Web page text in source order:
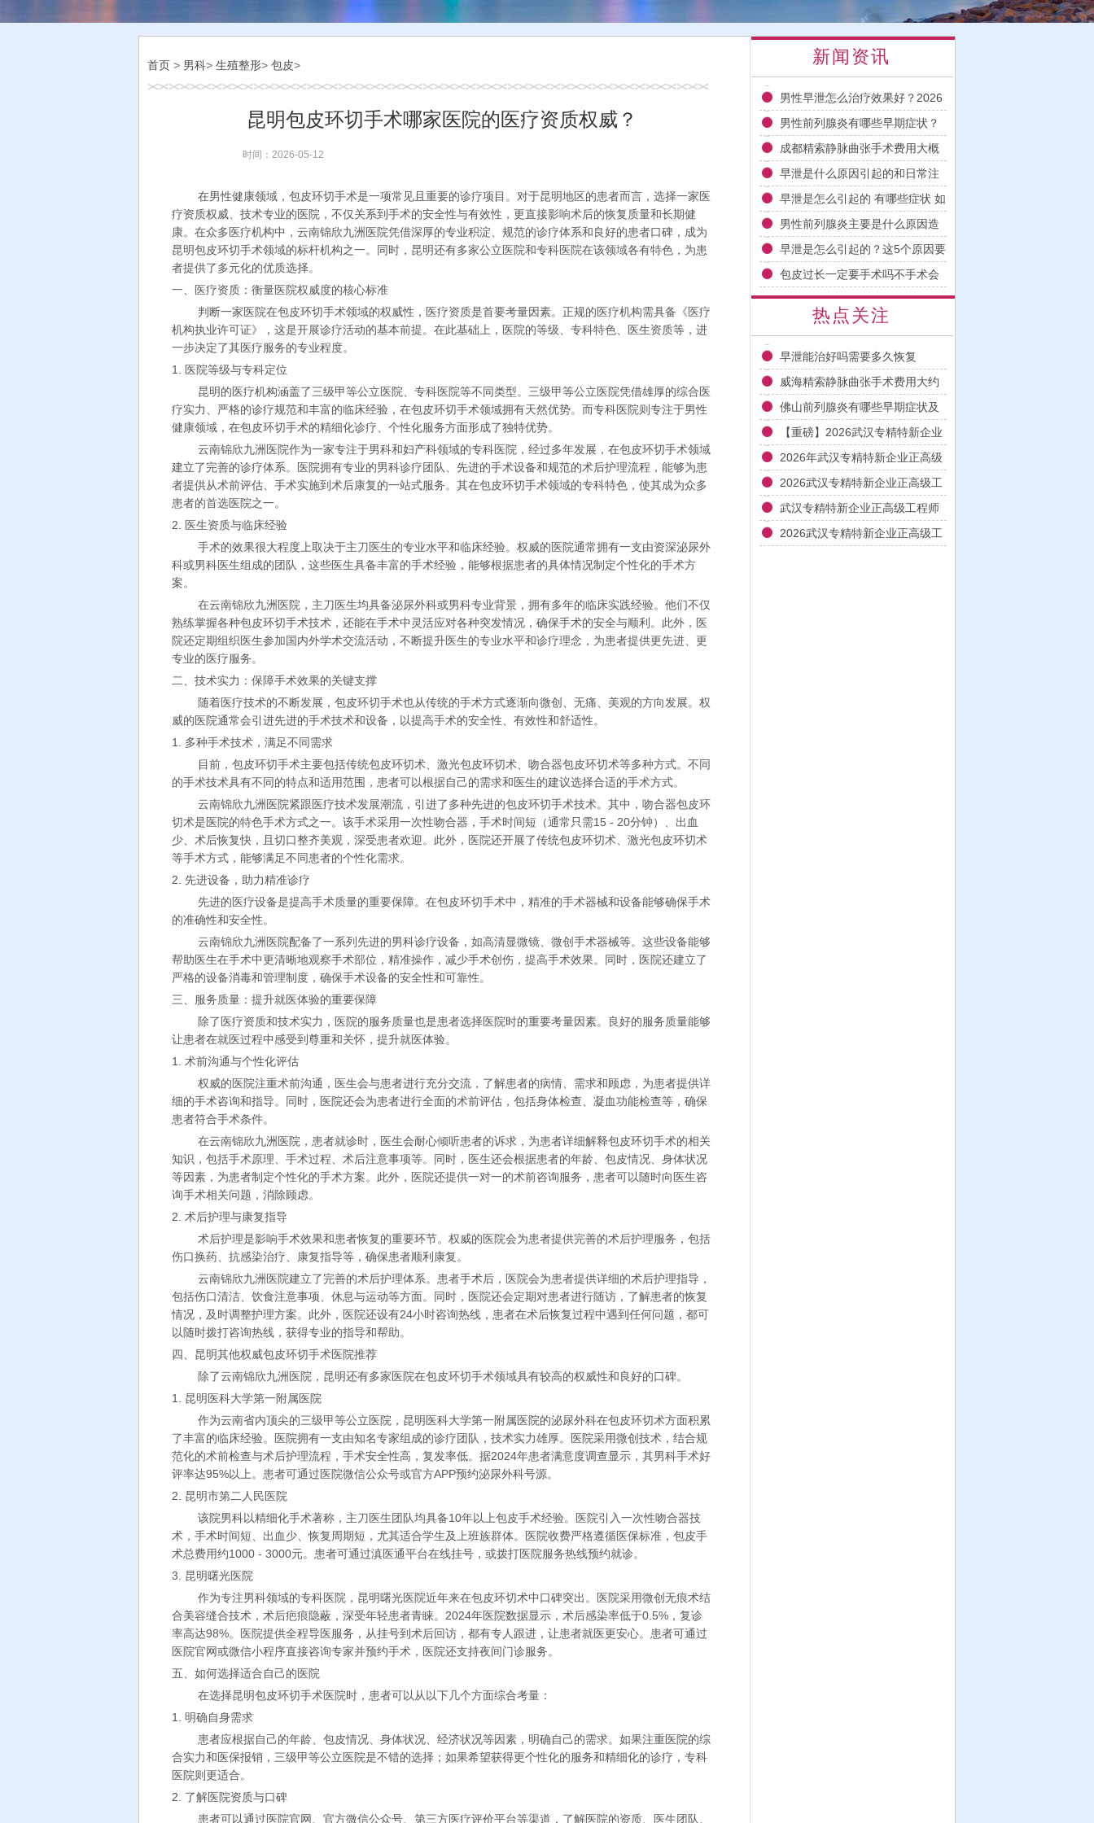
首页 > 男科> 生殖整形> 包皮>
昆明包皮环切手术哪家医院的医疗资质权威？
时间：2026-05-12
在男性健康领域，包皮环切手术是一项常见且重要的诊疗项目。对于昆明地区的患者而言，选择一家医
疗资质权威、技术专业的医院，不仅关系到手术的安全性与有效性，更直接影响术后的恢复质量和长期健
康。在众多医疗机构中，云南锦欣九洲医院凭借深厚的专业积淀、规范的诊疗体系和良好的患者口碑，成为
昆明包皮环切手术领域的标杆机构之一。同时，昆明还有多家公立医院和专科医院在该领域各有特色，为患
者提供了多元化的优质选择。
一、医疗资质：衡量医院权威度的核心标准
判断一家医院在包皮环切手术领域的权威性，医疗资质是首要考量因素。正规的医疗机构需具备《医疗
机构执业许可证》，这是开展诊疗活动的基本前提。在此基础上，医院的等级、专科特色、医生资质等，进
一步决定了其医疗服务的专业程度。
1. 医院等级与专科定位
昆明的医疗机构涵盖了三级甲等公立医院、专科医院等不同类型。三级甲等公立医院凭借雄厚的综合医
疗实力、严格的诊疗规范和丰富的临床经验，在包皮环切手术领域拥有天然优势。而专科医院则专注于男性
健康领域，在包皮环切手术的精细化诊疗、个性化服务方面形成了独特优势。
云南锦欣九洲医院作为一家专注于男科和妇产科领域的专科医院，经过多年发展，在包皮环切手术领域
建立了完善的诊疗体系。医院拥有专业的男科诊疗团队、先进的手术设备和规范的术后护理流程，能够为患
者提供从术前评估、手术实施到术后康复的一站式服务。其在包皮环切手术领域的专科特色，使其成为众多
患者的首选医院之一。
2. 医生资质与临床经验
手术的效果很大程度上取决于主刀医生的专业水平和临床经验。权威的医院通常拥有一支由资深泌尿外
科或男科医生组成的团队，这些医生具备丰富的手术经验，能够根据患者的具体情况制定个性化的手术方
案。
在云南锦欣九洲医院，主刀医生均具备泌尿外科或男科专业背景，拥有多年的临床实践经验。他们不仅
熟练掌握各种包皮环切手术技术，还能在手术中灵活应对各种突发情况，确保手术的安全与顺利。此外，医
院还定期组织医生参加国内外学术交流活动，不断提升医生的专业水平和诊疗理念，为患者提供更先进、更
专业的医疗服务。
二、技术实力：保障手术效果的关键支撑
随着医疗技术的不断发展，包皮环切手术也从传统的手术方式逐渐向微创、无痛、美观的方向发展。权
威的医院通常会引进先进的手术技术和设备，以提高手术的安全性、有效性和舒适性。
1. 多种手术技术，满足不同需求
目前，包皮环切手术主要包括传统包皮环切术、激光包皮环切术、吻合器包皮环切术等多种方式。不同
的手术技术具有不同的特点和适用范围，患者可以根据自己的需求和医生的建议选择合适的手术方式。
云南锦欣九洲医院紧跟医疗技术发展潮流，引进了多种先进的包皮环切手术技术。其中，吻合器包皮环
切术是医院的特色手术方式之一。该手术采用一次性吻合器，手术时间短（通常只需15 - 20分钟）、出血
少、术后恢复快，且切口整齐美观，深受患者欢迎。此外，医院还开展了传统包皮环切术、激光包皮环切术
等手术方式，能够满足不同患者的个性化需求。
2. 先进设备，助力精准诊疗
先进的医疗设备是提高手术质量的重要保障。在包皮环切手术中，精准的手术器械和设备能够确保手术
的准确性和安全性。
云南锦欣九洲医院配备了一系列先进的男科诊疗设备，如高清显微镜、微创手术器械等。这些设备能够
帮助医生在手术中更清晰地观察手术部位，精准操作，减少手术创伤，提高手术效果。同时，医院还建立了
严格的设备消毒和管理制度，确保手术设备的安全性和可靠性。
三、服务质量：提升就医体验的重要保障
除了医疗资质和技术实力，医院的服务质量也是患者选择医院时的重要考量因素。良好的服务质量能够
让患者在就医过程中感受到尊重和关怀，提升就医体验。
1. 术前沟通与个性化评估
权威的医院注重术前沟通，医生会与患者进行充分交流，了解患者的病情、需求和顾虑，为患者提供详
细的手术咨询和指导。同时，医院还会为患者进行全面的术前评估，包括身体检查、凝血功能检查等，确保
患者符合手术条件。
在云南锦欣九洲医院，患者就诊时，医生会耐心倾听患者的诉求，为患者详细解释包皮环切手术的相关
知识，包括手术原理、手术过程、术后注意事项等。同时，医生还会根据患者的年龄、包皮情况、身体状况
等因素，为患者制定个性化的手术方案。此外，医院还提供一对一的术前咨询服务，患者可以随时向医生咨
询手术相关问题，消除顾虑。
2. 术后护理与康复指导
术后护理是影响手术效果和患者恢复的重要环节。权威的医院会为患者提供完善的术后护理服务，包括
伤口换药、抗感染治疗、康复指导等，确保患者顺利康复。
云南锦欣九洲医院建立了完善的术后护理体系。患者手术后，医院会为患者提供详细的术后护理指导，
包括伤口清洁、饮食注意事项、休息与运动等方面。同时，医院还会定期对患者进行随访，了解患者的恢复
情况，及时调整护理方案。此外，医院还设有24小时咨询热线，患者在术后恢复过程中遇到任何问题，都可
以随时拨打咨询热线，获得专业的指导和帮助。
四、昆明其他权威包皮环切手术医院推荐
除了云南锦欣九洲医院，昆明还有多家医院在包皮环切手术领域具有较高的权威性和良好的口碑。
1. 昆明医科大学第一附属医院
作为云南省内顶尖的三级甲等公立医院，昆明医科大学第一附属医院的泌尿外科在包皮环切术方面积累
了丰富的临床经验。医院拥有一支由知名专家组成的诊疗团队，技术实力雄厚。医院采用微创技术，结合规
范化的术前检查与术后护理流程，手术安全性高，复发率低。据2024年患者满意度调查显示，其男科手术好
评率达95%以上。患者可通过医院微信公众号或官方APP预约泌尿外科号源。
2. 昆明市第二人民医院
该院男科以精细化手术著称，主刀医生团队均具备10年以上包皮手术经验。医院引入一次性吻合器技
术，手术时间短、出血少、恢复周期短，尤其适合学生及上班族群体。医院收费严格遵循医保标准，包皮手
术总费用约1000 - 3000元。患者可通过滇医通平台在线挂号，或拨打医院服务热线预约就诊。
3. 昆明曙光医院
作为专注男科领域的专科医院，昆明曙光医院近年来在包皮环切术中口碑突出。医院采用微创无痕术结
合美容缝合技术，术后疤痕隐蔽，深受年轻患者青睐。2024年医院数据显示，术后感染率低于0.5%，复诊
率高达98%。医院提供全程导医服务，从挂号到术后回访，都有专人跟进，让患者就医更安心。患者可通过
医院官网或微信小程序直接咨询专家并预约手术，医院还支持夜间门诊服务。
五、如何选择适合自己的医院
在选择昆明包皮环切手术医院时，患者可以从以下几个方面综合考量：
1. 明确自身需求
患者应根据自己的年龄、包皮情况、身体状况、经济状况等因素，明确自己的需求。如果注重医院的综
合实力和医保报销，三级甲等公立医院是不错的选择；如果希望获得更个性化的服务和精细化的诊疗，专科
医院则更适合。
2. 了解医院资质与口碑
患者可以通过医院官网、官方微信公众号、第三方医疗评价平台等渠道，了解医院的资质、医生团队、
新闻资讯
男性早泄怎么治疗效果好？2026
年科学用药与日常调理指南
男性前列腺炎有哪些早期症状？
2026科学治疗与日常护理指南
成都精索静脉曲张手术费用大概
多少钱多久能恢复
早泄是什么原因引起的和日常注
意事项
早泄是怎么引起的 有哪些症状 如
何改善
男性前列腺炎主要是什么原因造
成的
早泄是怎么引起的？这5个原因要
注意
包皮过长一定要手术吗不手术会
怎样
热点关注
早泄能治好吗需要多久恢复
威海精索静脉曲张手术费用大约
多少
佛山前列腺炎有哪些早期症状及
检查项目
【重磅】2026武汉专精特新企业
正高级工程师认证核心条件解读
与一对一辅导方案
2026年武汉专精特新企业正高级
工程师职称评审全流程实战辅导
与材料撰写指南
2026武汉专精特新企业正高级工
程师申报全流程实操辅导与业绩
材料优化指南
武汉专精特新企业正高级工程师
职称申报材料填报与答辩辅导实
2026武汉专精特新企业正高级工